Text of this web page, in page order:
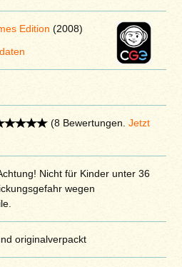
Edition (2008)
(8 Bewertungen. Jetzt
Nicht für Kinder unter 36
wegen
originalverpackt